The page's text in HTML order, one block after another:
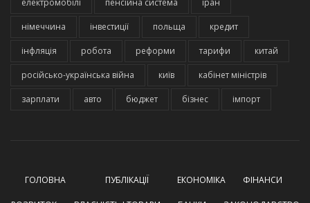
німеччина інвестиції польща кредит
інфляція робота реформи тарифи китай
російсько-українська війна київ кабінет міністрів
зарплати авто бюджет бізнес імпорт
ГОЛОВНА ПУБЛІКАЦІЇ ЕКОНОМІКА ФІНАНСИ